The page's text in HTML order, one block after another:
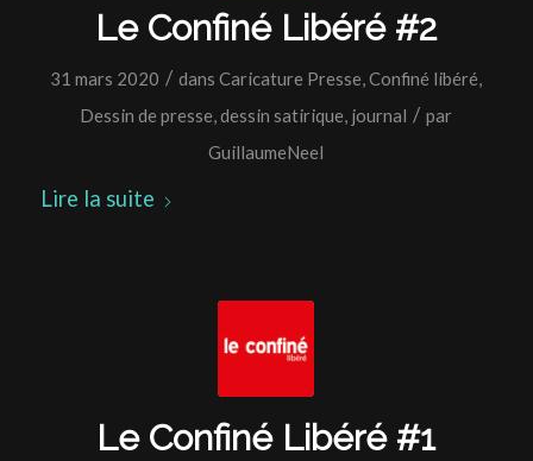
Le Confiné Libéré #2
31 mars 2020 / dansCaricature Presse,Confiné libéré,
Dessin de presse,dessin satirique, journal / par
GuillaumeNeel
Lire la suite
Le Confiné Libéré #1